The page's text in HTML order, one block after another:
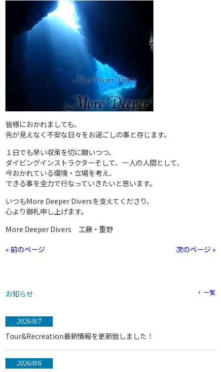
皆様におかれましても、
先が見えなく不安な日々をお過ごしの事と存じます。
１日でも早い収束を切に願いつつ、
ダイビングインストラクターそして、一人の人間として、
今おかれている環境・立場を考え、
できる事を全力で行なっていきたいと思います。
いつもMore Deeper Diversを支えてくださり、
心より御礼申し上げます。
More Deeper Divers 工藤・重野
« 前のページ
次のページ »
お知らせ 一覧
2026/8/7
Tour&Recreation最新情報を更新致しました！
2026/8/6